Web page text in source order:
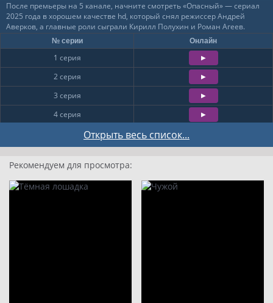
После премьеры на 5 канале, начните смотреть «Опасный» — сериал
2025 года в хорошем качестве hd, который снял режиссер Андрей
Аверков, а главные роли сыграли Кирилл Полухин и Роман Агеев.
Открыть весь список...
№ серии Онлайн
1 серия
2 серия
3 серия
4 серия
7 серия
8 серия
Рекомендуем для просмотра: